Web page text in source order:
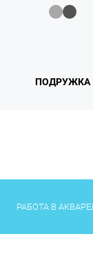
ПОДРУЖКА
РАБОТА В